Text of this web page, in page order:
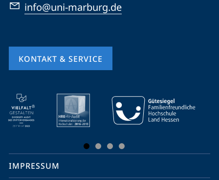
info@uni-marburg.de
KONTAKT & SERVICE
Mobile-
Service-
Navigation
Social
Media
IMPRESSUM